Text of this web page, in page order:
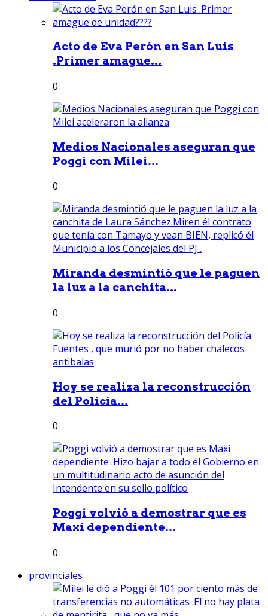
Acto de Eva Perón en San Luis
.Primer amague...
0
Medios Nacionales aseguran que
Poggi con Milei...
0
Miranda desmintió que le paguen
la luz a la canchita...
0
Hoy se realiza la reconstrucción
del Policía...
0
Poggi volvió a demostrar que es
Maxi dependiente...
0
provinciales